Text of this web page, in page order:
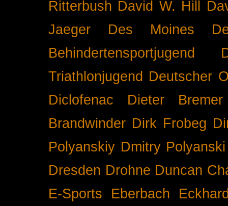
Ritterbush David W. Hill
Jaeger
Des Moines
Behindertensportjugend
Triathlonjugend Deutscher
Diclofenac
Dieter Bremer
Brandwinder Dirk Frobeg
Polyanskiy Dmitry Polyanski
Dresden Drohne Duncan
E-Sports
Eberbach